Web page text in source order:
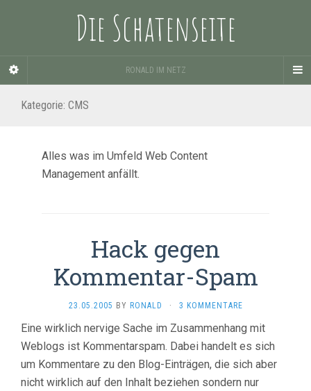
Die Schatenseite
RONALD IM NETZ
Kategorie: CMS
Alles was im Umfeld Web Content
Management anfällt.
Hack gegen
Kommentar-Spam
23.05.2005 BY RONALD · 3 KOMMENTARE
Eine wirklich nervige Sache im Zusammenhang mit
Weblogs ist Kommentarspam. Dabei handelt es sich
um Kommentare zu den Blog-Einträgen, die sich aber
nicht wirklich auf den Inhalt beziehen sondern nur